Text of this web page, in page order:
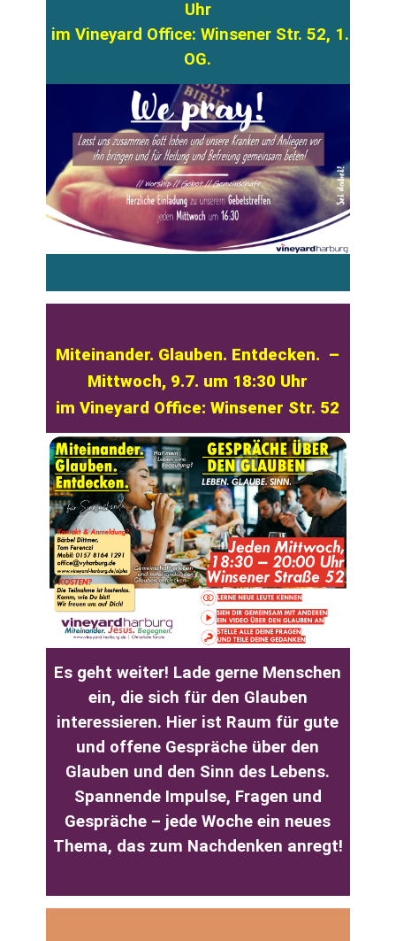
Uhr
im Vineyard Office: Winsener Str. 52, 1.
OG.
Miteinander. Glauben. Entdecken. –
Mittwoch, 9.7. um 18:30 Uhr
im Vineyard Office: Winsener Str. 52
Es geht weiter! Lade gerne Menschen
ein, die sich für den Glauben
interessieren. Hier ist Raum für gute
und offene Gespräche über den
Glauben und den Sinn des Lebens.
Spannende Impulse, Fragen und
Gespräche – jede Woche ein neues
Thema, das zum Nachdenken anregt!